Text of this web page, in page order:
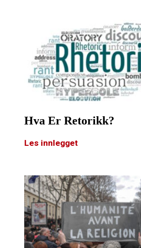
Hva Er Retorikk?
Les innlegget